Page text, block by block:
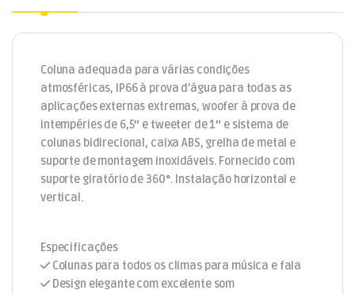
Coluna adequada para várias condições
atmosféricas, IP66 à prova d’água para todas as
aplicações externas extremas, woofer à prova de
intempéries de 6,5″ e tweeter de 1″ e sistema de
colunas bidirecional, caixa ABS, grelha de metal e
suporte de montagem inoxidáveis. Fornecido com
suporte giratório de 360°. Instalação horizontal e
vertical.
Especificações
Colunas para todos os climas para música e fala
Design elegante com excelente som